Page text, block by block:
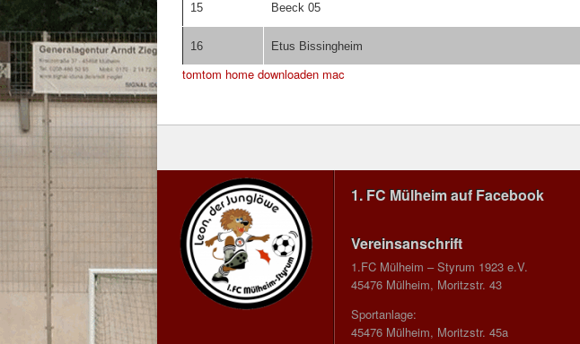
15 Beeck 05
16 Etus Bissingheim
tomtom home downloaden mac
1. FC Mülheim auf Facebook
Vereinsanschrift
1.FC Mülheim – Styrum 1923 e.V.
45476 Mülheim, Moritzstr. 43
Sportanlage:
45476 Mülheim, Moritzstr. 45a